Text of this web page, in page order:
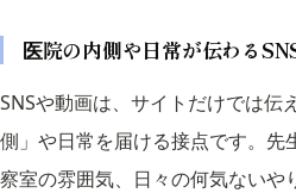
医院の内側や日常が伝わる
SNSや動画は、サイトだけでは伝
側」や日常を届ける接点です。先
察室の雰囲気、日々の何気ないや